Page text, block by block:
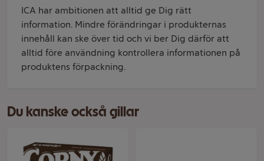
ICA har ambitionen att alltid ge Dig rätt
information. Mindre förändringar i produkternas
innehåll kan ske över tid och vi ber Dig därför att
alltid före användning kontrollera informationen på
produktens förpackning.
Du kanske också gillar